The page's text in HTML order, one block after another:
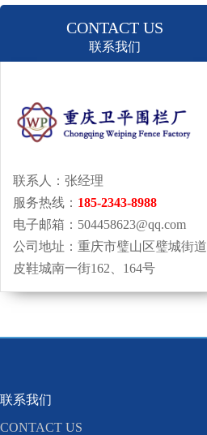
CONTACT US
联系我们
联系人：张经理
服务热线： 185-2343-8988
电子邮箱：504458623@qq.com
公司地址：重庆市璧山区璧城街道
皮鞋城南一街162、164号
联系我们
CONTACT US